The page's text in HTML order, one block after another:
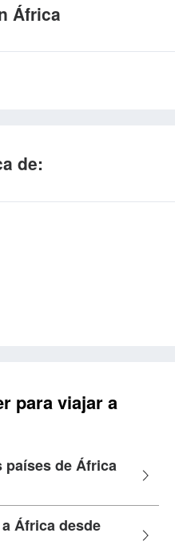
África
de:
para viajar a
países de África
África desde